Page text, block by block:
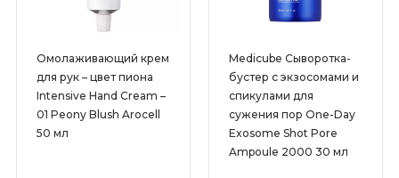
Омолаживающий крем
для рук – цвет пиона
Intensive Hand Cream –
01 Peony Blush Arocell
50 мл
Medicube Сыворотка-
бустер с экзосомами и
спикулами для
сужения пор One-Day
Exosome Shot Pore
Ampoule 2000 30 мл